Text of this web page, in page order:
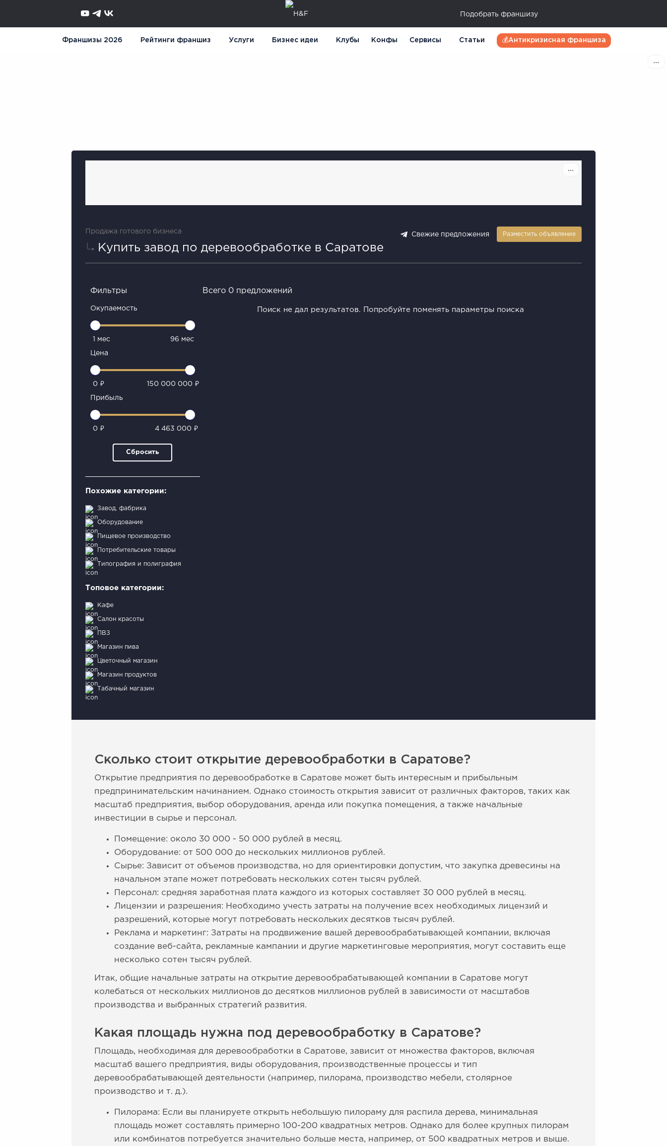
Подобрать франшизу
Франшизы 2026 Рейтинги франшиз Услуги Бизнес идеи Клубы Конфы Сервисы Статьи 💰Антикризисная франшиза
Продажа готового бизнеса
Купить завод по деревообработке в Саратове
Свежие предложения Разместить объявление
Фильтры
Окупаемость
1 мес 96 мес
Цена
0 ₽ 150 000 000 ₽
Прибыль
0 ₽ 4 463 000 ₽
Сбросить
Похожие категории:
Завод, фабрика
Оборудование
Пищевое производство
Потребительские товары
Типография и полиграфия
Топовое категории:
Кафе
Салон красоты
ПВЗ
Магазин пива
Цветочный магазин
Магазин продуктов
Табачный магазин
Всего 0 предложений
Поиск не дал результатов. Попробуйте поменять параметры поиска
Сколько стоит открытие деревообработки в Саратове?
Открытие предприятия по деревообработке в Саратове может быть интересным и прибыльным
предпринимательским начинанием. Однако стоимость открытия зависит от различных факторов, таких как
масштаб предприятия, выбор оборудования, аренда или покупка помещения, а также начальные
инвестиции в сырье и персонал.
Помещение: около 30 000 - 50 000 рублей в месяц.
Оборудование: от 500 000 до нескольких миллионов рублей.
Сырье: Зависит от объемов производства, но для ориентировки допустим, что закупка древесины на
начальном этапе может потребовать нескольких сотен тысяч рублей.
Персонал: средняя заработная плата каждого из которых составляет 30 000 рублей в месяц.
Лицензии и разрешения: Необходимо учесть затраты на получение всех необходимых лицензий и
разрешений, которые могут потребовать нескольких десятков тысяч рублей.
Реклама и маркетинг: Затраты на продвижение вашей деревообрабатывающей компании, включая
создание веб-сайта, рекламные кампании и другие маркетинговые мероприятия, могут составить еще
несколько сотен тысяч рублей.
Итак, общие начальные затраты на открытие деревообрабатывающей компании в Саратове могут
колебаться от нескольких миллионов до десятков миллионов рублей в зависимости от масштабов
производства и выбранных стратегий развития.
Какая площадь нужна под деревообработку в Саратове?
Площадь, необходимая для деревообработки в Саратове, зависит от множества факторов, включая
масштаб вашего предприятия, виды оборудования, производственные процессы и тип
деревообрабатывающей деятельности (например, пилорама, производство мебели, столярное
производство и т. д.).
Пилорама: Если вы планируете открыть небольшую пилораму для распила дерева, минимальная
площадь может составлять примерно 100-200 квадратных метров. Однако для более крупных пилорам
или комбинатов потребуется значительно больше места, например, от 500 квадратных метров и выше.